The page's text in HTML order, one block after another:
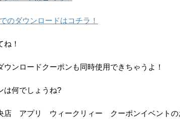
ダウンロードはコチラ！
！
ンロードクーポンも同時使用できちゃうよ！
は何でしょうね?
店 アプリ ウィークリィー クーポンイベントの